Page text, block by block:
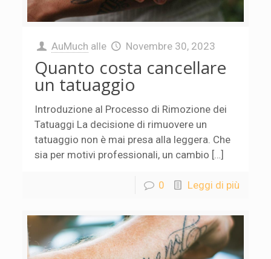
AuMuch alle Novembre 30, 2023
Quanto costa cancellare
un tatuaggio
Introduzione al Processo di Rimozione dei
Tatuaggi La decisione di rimuovere un
tatuaggio non è mai presa alla leggera. Che
sia per motivi professionali, un cambio […]
0 Leggi di più